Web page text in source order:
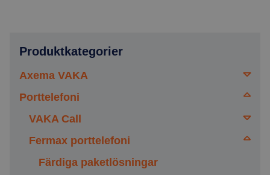
Produktkategorier
Axema VAKA
Läsare
Läsartillbehör
Offline-lås
Dörrbladsläsare
Inomhus
Cylinderläsare
Centraler
Moduler
Porttelefoni
VAKA Call
Gigaset, Porttelefoni
Fermax porttelefoni
Färdiga paketlösningar